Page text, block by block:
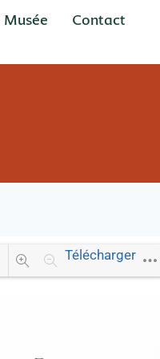
Musée Contact
Télécharger